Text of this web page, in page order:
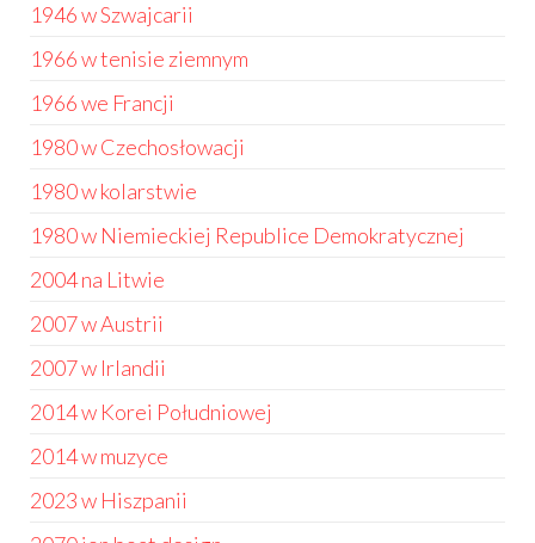
1946 w Szwajcarii
1966 w tenisie ziemnym
1966 we Francji
1980 w Czechosłowacji
1980 w kolarstwie
1980 w Niemieckiej Republice Demokratycznej
2004 na Litwie
2007 w Austrii
2007 w Irlandii
2014 w Korei Południowej
2014 w muzyce
2023 w Hiszpanii